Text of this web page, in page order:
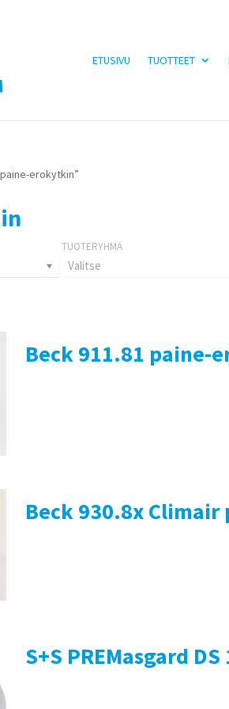
ETUSIVU TUOTTEET
erokytkin”
Valitse
Beck 911.81 paine-
Beck 930.8x
S+S PREMasgard